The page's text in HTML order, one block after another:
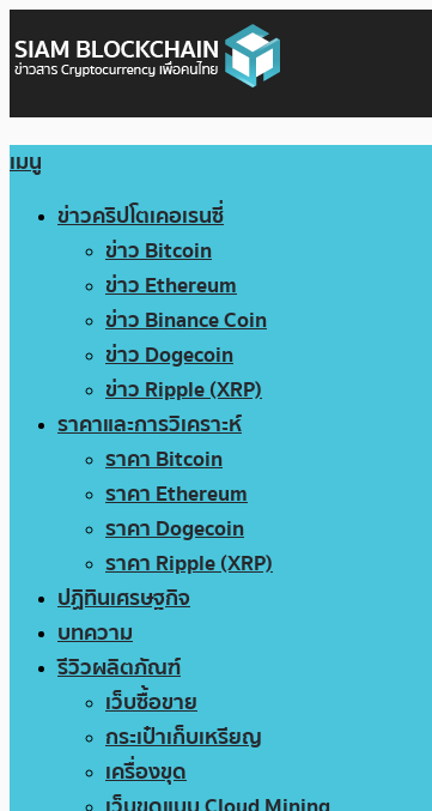
เมนู
ข่าวคริปโตเคอเรนซี่
ข่าว Bitcoin
ข่าว Ethereum
ข่าว Binance Coin
ข่าว Dogecoin
ข่าว Ripple (XRP)
ราคาและการวิเคราะห์
ราคา Bitcoin
ราคา Ethereum
ราคา Dogecoin
ราคา Ripple (XRP)
ปฏิทินเศรษฐกิจ
บทความ
รีวิวผลิตภัณฑ์
เว็บซื้อขาย
กระเป๋าเก็บเหรียญ
เครื่องขุด